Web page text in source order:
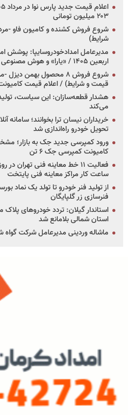
۲۰۳ میلیون تومانی
شرایط)
اربعین ۱۴۰۵ / «یارا» و هوش مصنوعی به خدمت زائران آمد
قیمت و شرایط) / اعلام قیمت کامیونت فورس ۳.۸
هشدار قطعه‌سازان: این سیاست، تولید
می‌کند
خریداران نیسان ترا بخوانند؛ سامانه
تحویل خودرو راه‌اندازی شد
ورود کمپرسی جدید جک به بازار؛
کامیونت کمپرسی جک ۶ تن
فعالیت ۱۱ خط معاینه فنی تهران
ساعت کار مراکز معاینه فنی پایتخت
از تولید فنر خودرو تا تولد یک نماد
فنرسازی زر گلپایگان
استان شمالی بلامانع شد
ماشاله وردینی مدیرعامل شرکت گواه